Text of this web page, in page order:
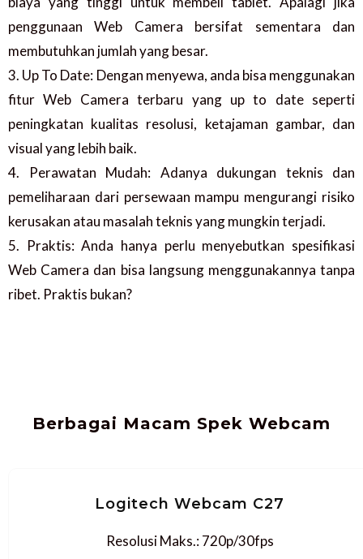
penggunaan Web Camera bersifat sementara dan
membutuhkan jumlah yang besar.
3. Up To Date: Dengan menyewa, anda bisa menggunakan
fitur Web Camera terbaru yang up to date seperti
peningkatan kualitas resolusi, ketajaman gambar, dan
visual yang lebih baik.
4. Perawatan Mudah: Adanya dukungan teknis dan
pemeliharaan dari persewaan mampu mengurangi risiko
kerusakan atau masalah teknis yang mungkin terjadi.
5. Praktis: Anda hanya perlu menyebutkan spesifikasi
Web Camera dan bisa langsung menggunakannya tanpa
ribet. Praktis bukan?
Berbagai Macam Spek Webcam
Logitech Webcam C27
Resolusi Maks.: 720p/30fps